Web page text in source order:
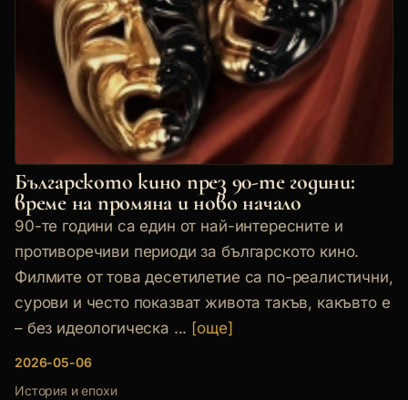
Българското кино през 90-те години:
време на промяна и ново начало
90-те години са един от най-интересните и
противоречиви периоди за българското кино.
Филмите от това десетилетие са по-реалистични,
сурови и често показват живота такъв, какъвто е
– без идеологическа ... [още]
2026-05-06
История и епохи